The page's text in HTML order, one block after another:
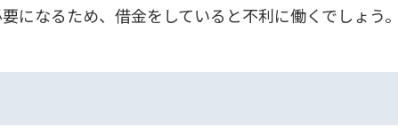
になるため、借金をしていると不利に働くでしょう。